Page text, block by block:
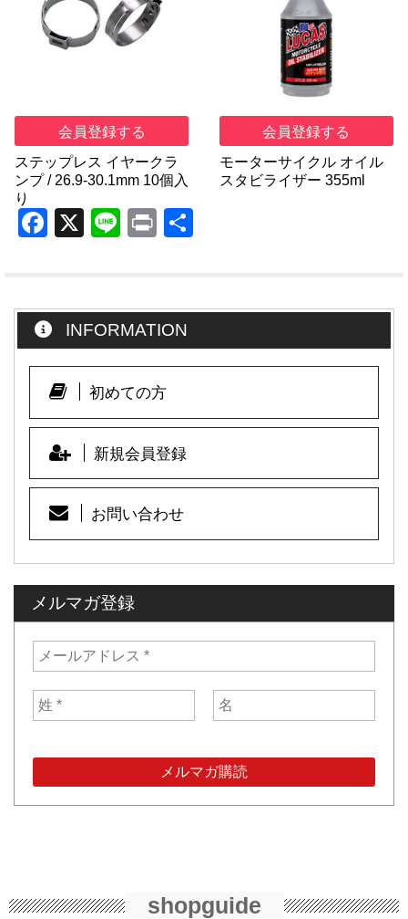
会員登録する
ステップレス イヤークラ
ンプ / 26.9-30.1mm 10個入
り
会員登録する
モーターサイクル オイル
スタビライザー 355ml
F
e
b
o
o
k
X
Li
Pr
INFORMATION
初めての方
新規会員登録
お問い合わせ
メルマガ登録
shopguide